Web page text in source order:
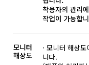
착용자의 관리
작업이 가능합
모니터
해상도
· 모니터 해상
니다.